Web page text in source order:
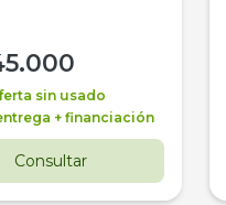
sin usado
+ financiación
Consultar